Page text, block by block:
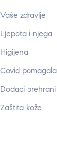
Vaše zdravlje
Ljepota i njega
Higijena
Covid pomagala
Dodaci prehrani
Zaštita kože